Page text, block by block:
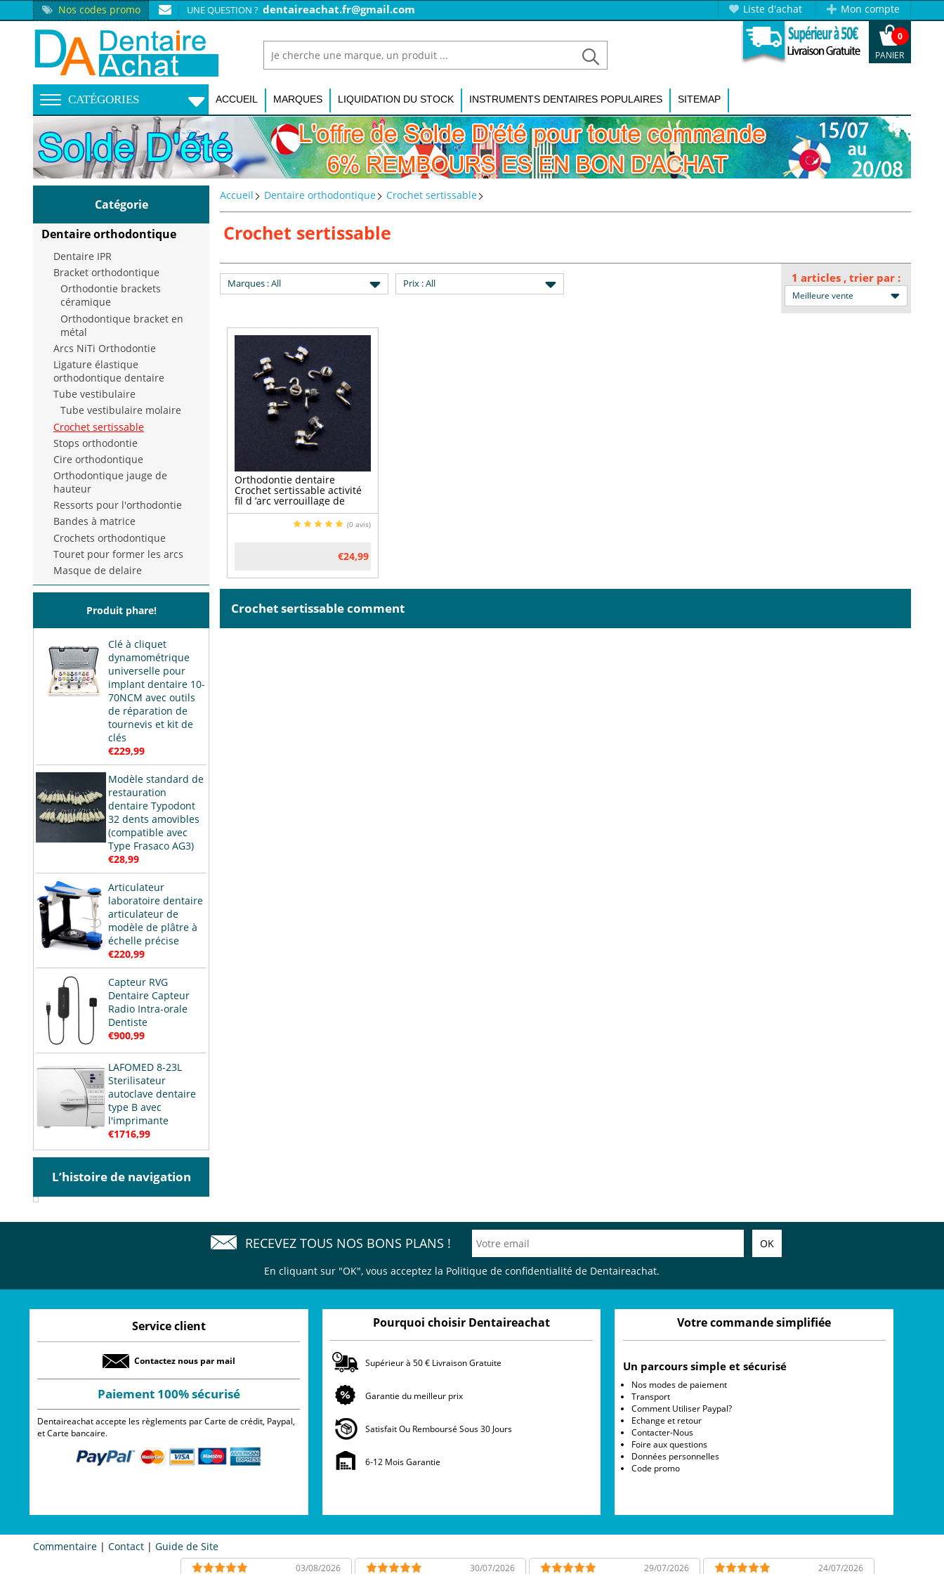
Nos codes promo UNE QUESTION ? dentaireachat.fr@gmail.com Liste d'achat Mon compte
0
PANIER
CATÉGORIES ACCUEIL MARQUES LIQUIDATION DU STOCK INSTRUMENTS DENTAIRES POPULAIRES SITEMAP
Catégorie
Dentaire orthodontique
Dentaire IPR
Bracket orthodontique
Orthodontie brackets
céramique
Orthodontique bracket en
métal
Arcs NiTi Orthodontie
Ligature élastique
orthodontique dentaire
Tube vestibulaire
Tube vestibulaire molaire
Crochet sertissable
Stops orthodontie
Cire orthodontique
Orthodontique jauge de
hauteur
Ressorts pour l'orthodontie
Bandes à matrice
Crochets orthodontique
Touret pour former les arcs
Masque de delaire
Produit phare!
Clé à cliquet
dynamométrique
universelle pour
implant dentaire 10-
70NCM avec outils
de réparation de
tournevis et kit de
clés
€229,99
Modèle standard de
restauration
dentaire Typodont
32 dents amovibles
(compatible avec
Type Frasaco AG3)
€28,99
Articulateur
laboratoire dentaire
articulateur de
modèle de plâtre à
échelle précise
€220,99
Capteur RVG
Dentaire Capteur
Radio Intra-orale
Dentiste
€900,99
LAFOMED 8-23L
Sterilisateur
autoclave dentaire
type B avec
l'imprimante
€1716,99
L’histoire de navigation
Accueil Dentaire orthodontique Crochet sertissable
Crochet sertissable
Marques : All Prix : All 1 articles , trier par :
Meilleure vente
Orthodontie dentaire
Crochet sertissable activité
fil d ’arc verrouillage de
butoir Gauche & Droite
(0 avis)
€24,99
Crochet sertissable comment
RECEVEZ TOUS NOS BONS PLANS !
En cliquant sur "OK", vous acceptez la Politique de confidentialité de Dentaireachat.
Service client
Contactez nous par mail
Paiement 100% sécurisé
Dentaireachat accepte les règlements par Carte de crédit, Paypal,
et Carte bancaire.
Pourquoi choisir Dentaireachat
Supérieur à 50 € Livraison Gratuite
Garantie du meilleur prix
Satisfait Ou Remboursé Sous 30 Jours
6-12 Mois Garantie
Votre commande simplifiée
Un parcours simple et sécurisé
Nos modes de paiement
Transport
Comment Utiliser Paypal?
Echange et retour
Contacter-Nous
Foire aux questions
Données personnelles
Code promo
Commentaire | Contact | Guide de Site
03/08/2026 30/07/2026 29/07/2026 24/07/2026